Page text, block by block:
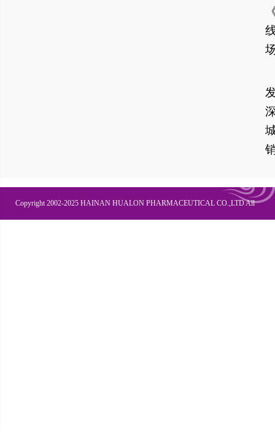
Copyright 2002-2025 HAINAN HUALON PHARMACEUTICAL CO.,LTD All